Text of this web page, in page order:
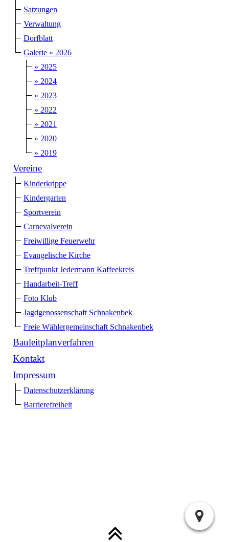
Satzungen
Verwaltung
Dorfblatt
Galerie » 2026
» 2025
» 2024
» 2023
» 2022
» 2021
» 2020
» 2019
Vereine
Kinderkrippe
Kindergarten
Sportverein
Carnevalverein
Freiwillige Feuerwehr
Evangelische Kirche
Treffpunkt Jedermann Kaffeekreis
Handarbeit-Treff
Foto Klub
Jagdgenossenschaft Schnakenbek
Freie Wählergemeinschaft Schnakenbek
Bauleitplanverfahren
Kontakt
Impressum
Datenschutzerklärung
Barrierefreiheit